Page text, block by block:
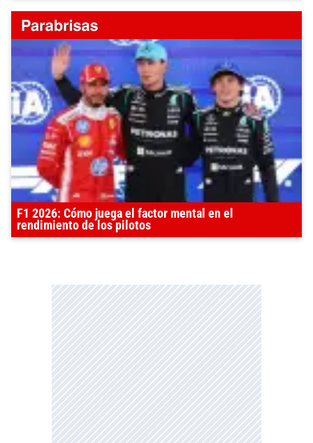
F1 2026: Cómo juega el factor mental en el
rendimiento de los pilotos